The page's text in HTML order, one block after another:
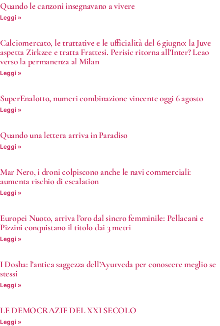
Quando le canzoni insegnavano a vivere
Leggi »
Calciomercato, le trattative e le ufficialità del 6 giugno: la Juve
aspetta Zirkzee e tratta Frattesi. Perisic ritorna all’Inter? Leao
verso la permanenza al Milan
Leggi »
SuperEnalotto, numeri combinazione vincente oggi 6 agosto
Leggi »
Quando una lettera arriva in Paradiso
Leggi »
Mar Nero, i droni colpiscono anche le navi commerciali:
aumenta rischio di escalation
Leggi »
Europei Nuoto, arriva l’oro dal sincro femminile: Pellacani e
Pizzini conquistano il titolo dai 3 metri
Leggi »
I Dosha: l’antica saggezza dell’Ayurveda per conoscere meglio se
stessi
Leggi »
LE DEMOCRAZIE DEL XXI SECOLO
Leggi »